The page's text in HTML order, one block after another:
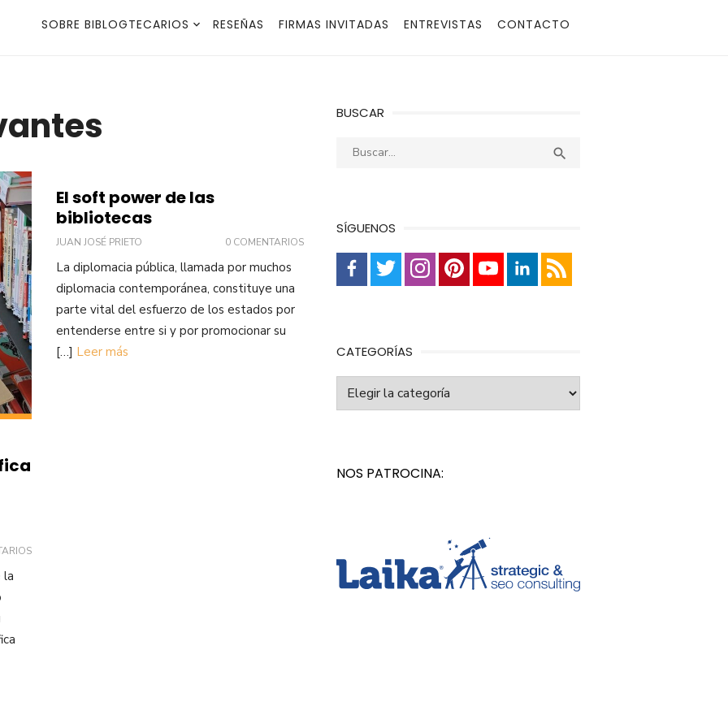
SOBRE BIBLOGTECARIOS RESEÑAS FIRMAS INVITADAS ENTREVISTAS CONTACTO
la
El soft power de las
bibliotecas
JUAN JOSÉ PRIETO 0 COMENTARIOS
La diplomacia pública, llamada por muchos
diplomacia contemporánea, constituye una
parte vital del esfuerzo de los estados por
entenderse entre si y por promocionar su
[…] Leer más
BUSCAR
Buscar: 
SÍGUENOS
CATEGORÍAS
NOS PATROCINA: